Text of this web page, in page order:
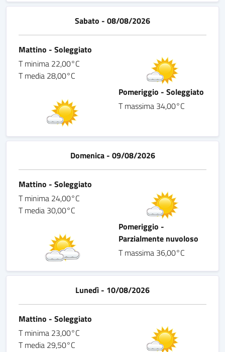
Sabato - 08/08/2026
Mattino - Soleggiato
T minima 22,00°C
T media 28,00°C
Pomeriggio - Soleggiato
T massima 34,00°C
Domenica - 09/08/2026
Mattino - Soleggiato
T minima 24,00°C
T media 30,00°C
Pomeriggio -
Parzialmente nuvoloso
T massima 36,00°C
Lunedì - 10/08/2026
Mattino - Soleggiato
T minima 23,00°C
T media 29,50°C